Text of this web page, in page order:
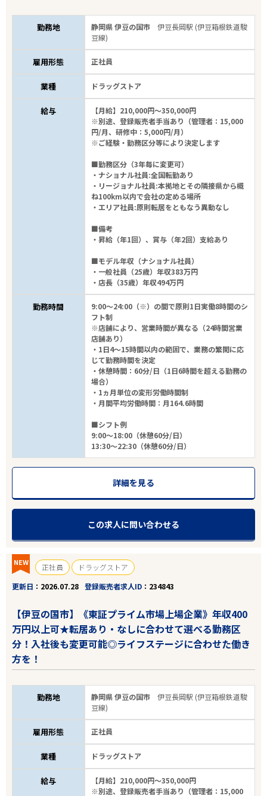
勤務地 静岡県 伊豆の国市伊豆長岡駅 (伊豆箱根鉄道駿
豆線)
雇用形態 正社員
業種 ドラッグストア
給与
【月給】210,000円～350,000円
※別途、登録販売者手当あり（管理者：15,000
円/月、研修中：5,000円/月）
※ご経験・勤務区分等により決定します
■勤務区分（3年毎に変更可）
・ナショナル社員:全国転勤あり
・リージョナル社員:本拠地とその隣接県から概
ね100km以内で会社の定める場所
・エリア社員:原則転居をともなう異動なし
■備考
・昇給（年1回）、賞与（年2回）支給あり
■モデル年収（ナショナル社員）
・一般社員（25歳）年収383万円
・店長（35歳）年収494万円
勤務時間
9:00～24:00（※）の間で原則1日実働8時間のシ
フト制
※店舗により、営業時間が異なる（24時間営業
店舗あり）
・1日4～15時間以内の範囲で、業務の繁閑に応
じて勤務時間を決定
・休憩時間：60分/日（1日6時間を超える勤務の
場合）
・1ヵ月単位の変形労働時間制
・月間平均労働時間：月164.6時間
■シフト例
9:00～18:00（休憩60分/日）
13:30～22:30（休憩60分/日）
詳細を見る
この求人に問い合わせる
NEW 正社員
ドラッグストア
更新日
2026.07.28 登録販売者求人ID 234843
【伊豆の国市】《東証プライム市場上場企業》年収400
万円以上可★転居あり・なしに合わせて選べる勤務区
分！入社後も変更可能◎ライフステージに合わせた働き
方を！
勤務地 静岡県 伊豆の国市伊豆長岡駅 (伊豆箱根鉄道駿
豆線)
雇用形態 正社員
業種 ドラッグストア
給与
【月給】210,000円～350,000円
※別途、登録販売者手当あり（管理者：15,000